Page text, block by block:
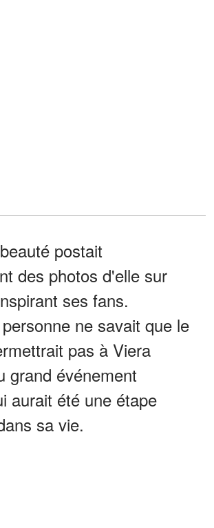
postait
des photos d'elle sur
ses fans.
ne savait que le
pas à Viera
grand événement
aurait été une étape
sa vie.